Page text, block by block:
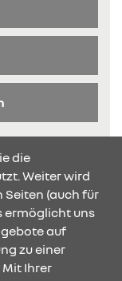
die
Weiter wird
(auch für
ermöglicht uns
auf
zu einer
Ihrer